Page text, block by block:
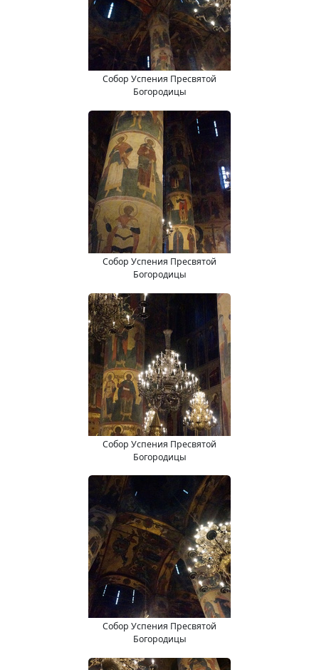
Собор Успения Пресвятой
Богородицы
Собор Успения Пресвятой
Богородицы
Собор Успения Пресвятой
Богородицы
Собор Успения Пресвятой
Богородицы